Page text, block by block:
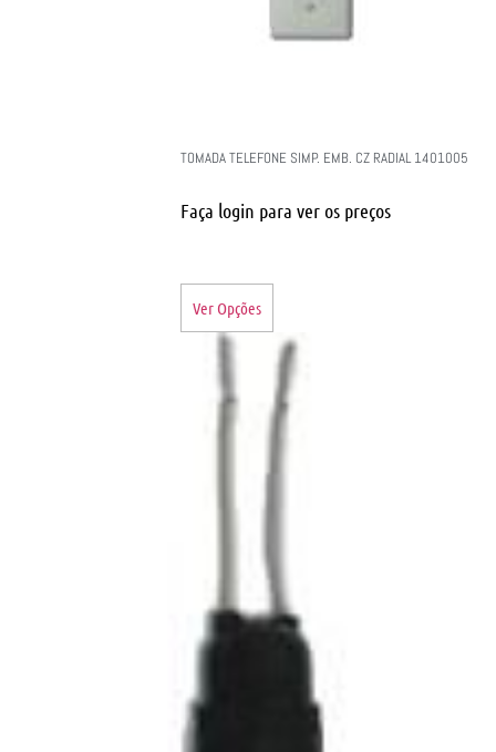
TOMADA TELEFONE SIMP. EMB. CZ RADIAL 1401005
Faça login para ver os preços
Ver Opções